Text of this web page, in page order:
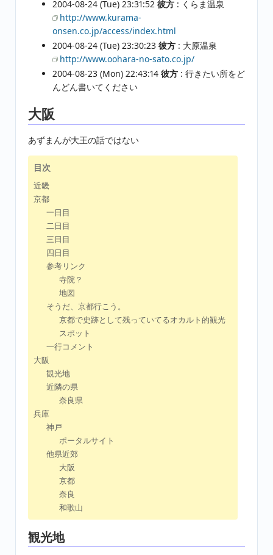
2004-08-24 (Tue) 23:31:52 彼方 : くらま温泉
http://www.kurama-
onsen.co.jp/access/index.html
2004-08-24 (Tue) 23:30:23 彼方 : 大原温泉
http://www.oohara-no-sato.co.jp/
2004-08-23 (Mon) 22:43:14 彼方 : 行きたい所をど
んどん書いてください
大阪
あずまんが大王の話ではない
目次
近畿
京都
一日目
二日目
三日目
四日目
参考リンク
寺院？
地図
そうだ、京都行こう。
京都で史跡として残っていてるオカルト的観光
スポット
一行コメント
大阪
観光地
近隣の県
奈良県
兵庫
神戸
ポータルサイト
他県近郊
大阪
京都
奈良
和歌山
観光地